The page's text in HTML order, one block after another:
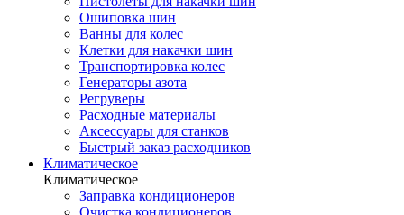
Ошиповка шин
Ванны для колес
Клетки для накачки шин
Транспортировка колес
Генераторы азота
Регруверы
Расходные материалы
Аксессуары для станков
Быстрый заказ расходников
Климатическое
Климатическое
Заправка кондиционеров
Очистка кондиционеров